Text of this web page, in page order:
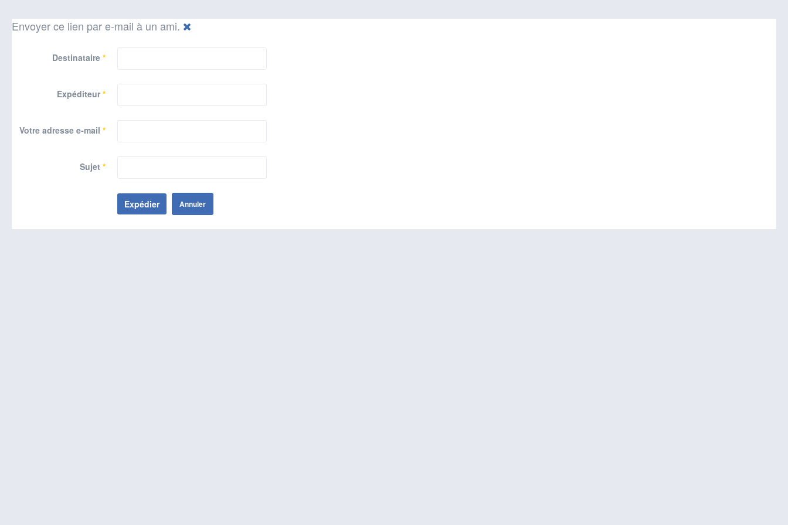
Envoyer ce lien par e-mail à un ami.
Destinataire *
Expéditeur *
Votre adresse e-mail *
Sujet *
Expédier Annuler